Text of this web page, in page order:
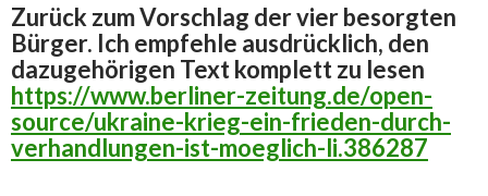
Zurück zum Vorschlag der vier besorgten
Bürger. Ich empfehle ausdrücklich, den
dazugehörigen Text komplett zu lesen
https://www.berliner-zeitung.de/open-
source/ukraine-krieg-ein-frieden-durch-
verhandlungen-ist-moeglich-li.386287